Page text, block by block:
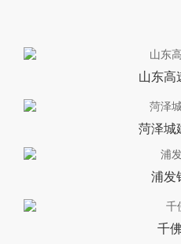
山东高
菏泽城
浦发
千